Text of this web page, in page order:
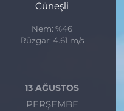
Güneşli
Nem: %46
Rüzgar: 4.61 m/s
13 AĞUSTOS
PERŞEMBE